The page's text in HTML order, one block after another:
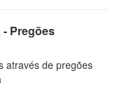
Pregões
através de pregões